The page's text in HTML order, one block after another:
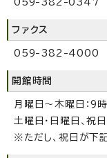
ファクス
059-382-4000
開館時間
月曜日～木曜日：9
土曜日・日曜日、祝
※ただし、祝日が下